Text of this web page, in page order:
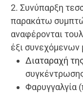
2. Συνύπαρξη
παρακάτω
αναφέρονται
έξι συνεχόμενων
Διαταραχή
Φαρυγγαλγία